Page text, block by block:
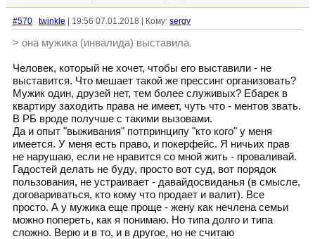
#570 twinkle | 19:56 07.01.2018 | Кому: sergy
> она мужика (инвалида) выставила.
Человек, который не хочет, чтобы его выставили - не
выставится. Что мешает такой же прессинг организовать?
Мужик один, друзей нет, тем более служивых? Ебарек в
квартиру заходить права не имеет, чуть что - ментов звать.
В РБ вроде получше с такими вызовами.
Да и опыт "выживания" потпринципу "кто кого" у меня
имеется. У меня есть право, и покерфейс. Я ничьих прав
не нарушаю, если не нравится со мной жить - проваливай.
Гадостей делать не буду, просто вот суд, вот порядок
пользования, не устраивает - давайдосвиданья (в смысле,
договариваться, кто кому что продает и валит). Все
просто. А у мужика еще проще - жену как нечлена семьи
можно попереть, как я понимаю. Но типа долго и типа
сложно. Верю и в то, и в другое, но не считаю